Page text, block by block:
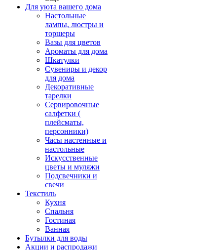
Для уюта вашего дома
Настольные
лампы, люстры и
торшеры
Вазы для цветов
Ароматы для дома
Шкатулки
Сувениры и декор
для дома
Декоративные
тарелки
Сервировочные
салфетки (
плейсматы,
персонники)
Часы настенные и
настольные
Искусственные
цветы и муляжи
Подсвечники и
свечи
Текстиль
Кухня
Спальня
Гостиная
Ванная
Бутылки для воды
Акции и распродажи